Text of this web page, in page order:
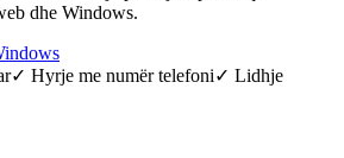
dhe Windows.
✓ Hyrje me numër telefoni✓ Lidhje